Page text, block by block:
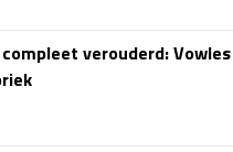
verouderd: